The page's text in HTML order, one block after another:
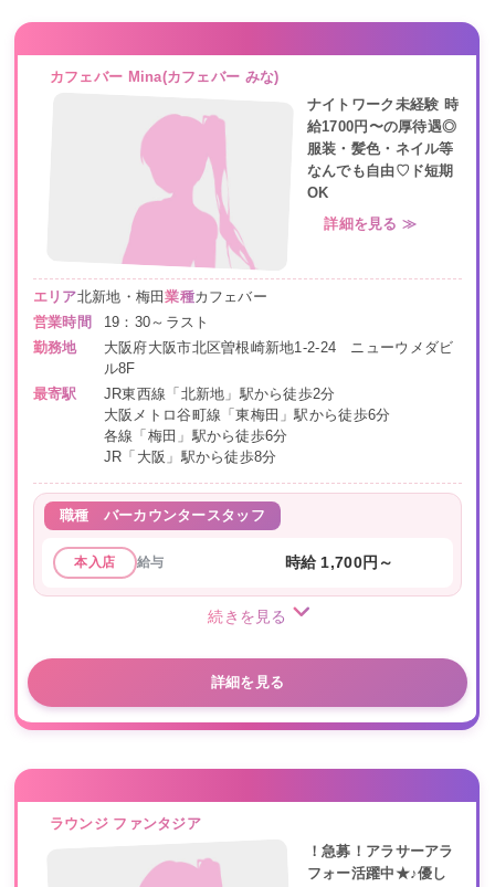
カフェバー Mina(カフェバー みな)
ナイトワーク未経験 時
給1700円〜の厚待遇◎
服装・髪色・ネイル等
なんでも自由♡ド短期
OK
詳細を見る ≫
エリア北新地・梅田業種カフェバー
営業時間
19：30～ラスト
勤務地
大阪府大阪市北区曽根崎新地1-2-24 ニューウメダビ
ル8F
最寄駅
JR東西線「北新地」駅から徒歩2分
大阪メトロ谷町線「東梅田」駅から徒歩6分
各線「梅田」駅から徒歩6分
JR「大阪」駅から徒歩8分
職種 バーカウンタースタッフ
本入店 給与 時給 1,700円～
続きを見る
詳細を見る
ラウンジ ファンタジア
！急募！アラサーアラ
フォー活躍中★♪優し